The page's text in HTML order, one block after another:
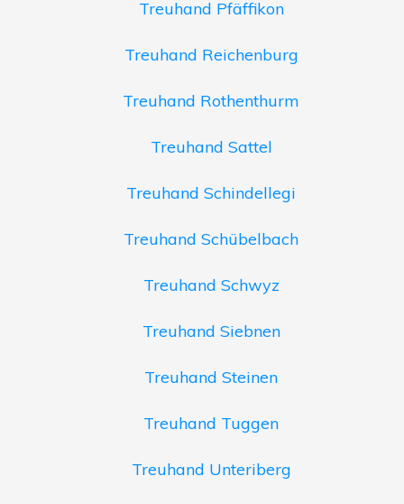
Treuhand Pfäffikon
Treuhand Reichenburg
Treuhand Rothenthurm
Treuhand Sattel
Treuhand Schindellegi
Treuhand Schübelbach
Treuhand Schwyz
Treuhand Siebnen
Treuhand Steinen
Treuhand Tuggen
Treuhand Unteriberg